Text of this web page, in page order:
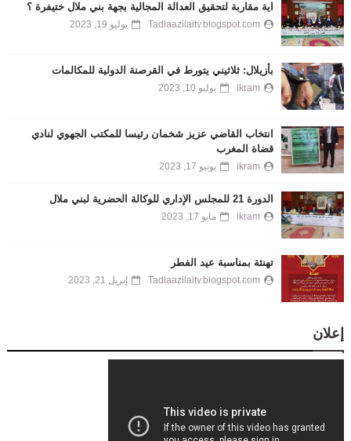
اية مقاربة لتحقيق العدالة المجالية بجهة بني ملال ختيفرة ؟
Tadlaazilaltv.blogspot.com يوليو 19, 2023
بأزيلال: ثلاثيني يتورط في القرصنة الدولية للمكالمات
ikram يوليو 10, 2023
انتخاب القاضي عزيز شخمان رئيسا للمكتب الجهوي لنادي
قضاة المغرب
ikram يونيو 17, 2023
الدورة 21 للمجلس الإداري للوكالة الحضرية لبني ملال
ikram مايو 17, 2023
تهنئة بمناسبة عيد الفطر
Tadlaazilaltv.blogspot.com إبريل 21, 2023
إعلان